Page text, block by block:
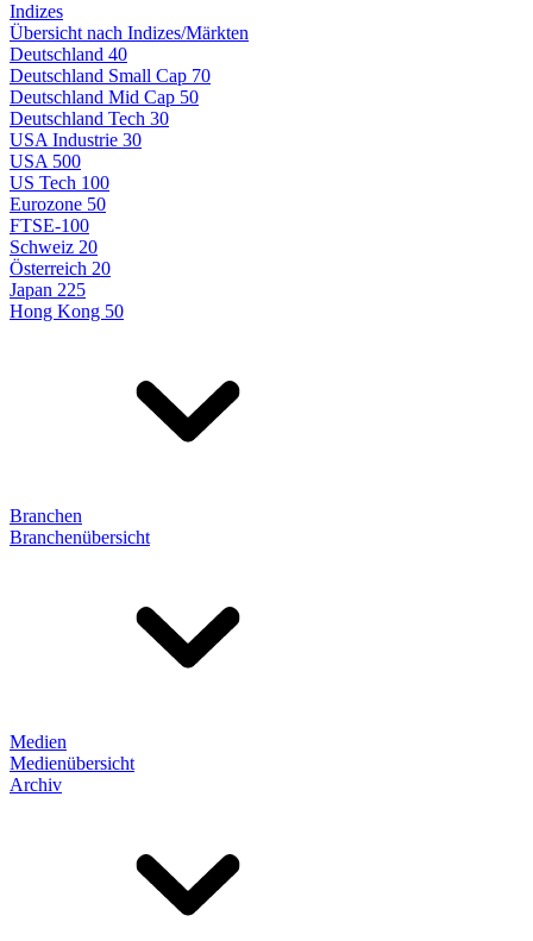
Indizes
Übersicht nach Indizes/Märkten
Deutschland 40
Deutschland Small Cap 70
Deutschland Mid Cap 50
Deutschland Tech 30
USA Industrie 30
USA 500
US Tech 100
Eurozone 50
FTSE-100
Schweiz 20
Österreich 20
Japan 225
Hong Kong 50
Branchen
Branchenübersicht
Medien
Medienübersicht
Archiv